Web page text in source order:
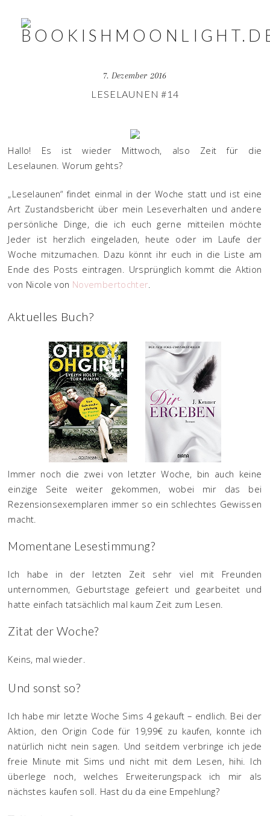
7. Dezember 2016
LESELAUNEN #14
Hallo! Es ist wieder Mittwoch, also Zeit für die
Leselaunen. Worum gehts?
„Leselaunen“ findet einmal in der Woche statt und ist eine
Art Zustandsbericht über mein Leseverhalten und andere
persönliche Dinge, die ich euch gerne mitteilen möchte
Jeder ist herzlich eingeladen, heute oder im Laufe der
Woche mitzumachen. Dazu könnt ihr euch in die Liste am
Ende des Posts eintragen. Ursprünglich kommt die Aktion
von Nicole von Novembertochter.
Aktuelles Buch?
Immer noch die zwei von letzter Woche, bin auch keine
einzige Seite weiter gekommen, wobei mir das bei
Rezensionsexemplaren immer so ein schlechtes Gewissen
macht.
Momentane Lesestimmung?
Ich habe in der letzten Zeit sehr viel mit Freunden
unternommen, Geburtstage gefeiert und gearbeitet und
hatte einfach tatsächlich mal kaum Zeit zum Lesen.
Zitat der Woche?
Keins, mal wieder.
Und sonst so?
Ich habe mir letzte Woche Sims 4 gekauft – endlich. Bei der
Aktion, den Origin Code für 19,99€ zu kaufen, konnte ich
natürlich nicht nein sagen. Und seitdem verbringe ich jede
freie Minute mit Sims und nicht mit dem Lesen, hihi. Ich
überlege noch, welches Erweiterungspack ich mir als
nächstes kaufen soll. Hast du da eine Empehlung?